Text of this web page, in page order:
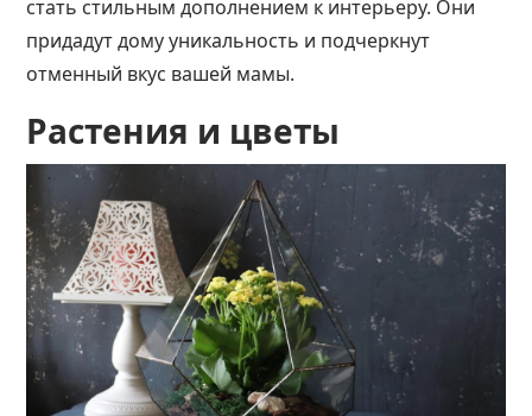
стать стильным дополнением к интерьеру. Они
придадут дому уникальность и подчеркнут
отменный вкус вашей мамы.
Растения и цветы